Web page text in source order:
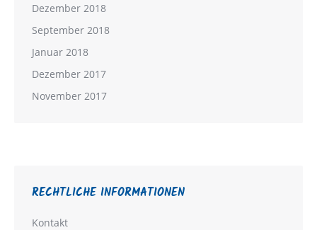
Dezember 2018
September 2018
Januar 2018
Dezember 2017
November 2017
RECHTLICHE INFORMATIONEN
Kontakt